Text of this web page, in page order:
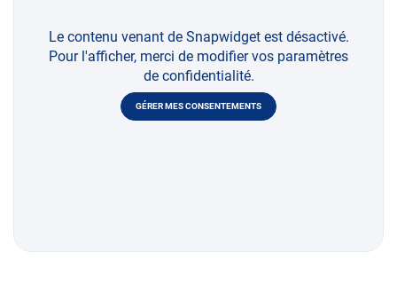
Le contenu venant de Snapwidget est désactivé.
Pour l'afficher, merci de modifier vos paramètres
de confidentialité.
GÉRER MES CONSENTEMENTS